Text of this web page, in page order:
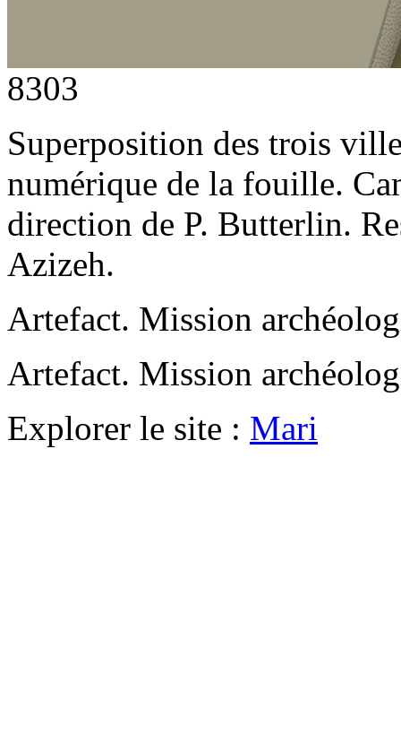
8303
Superposition des trois
numérique de la fouille.
direction de P. Butterlin.
Azizeh.
Artefact. Mission
Artefact. Mission
Explorer le site : Mari